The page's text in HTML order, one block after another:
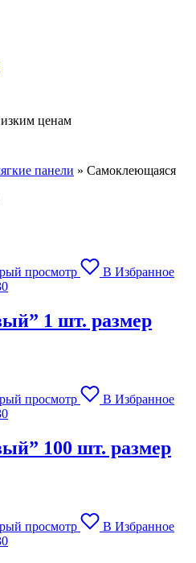
ценам
панели » Самоклеющаяся
просмотр
В Избранное
1 шт. размер
просмотр
В Избранное
100 шт. размер
просмотр
В Избранное